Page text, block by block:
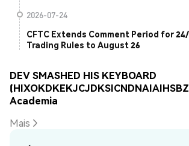
2026-07-24
CFTC Extends Comment Period for
Trading Rules to August 26
DEV SMASHED HIS KEYBOARD
Academia
Mais